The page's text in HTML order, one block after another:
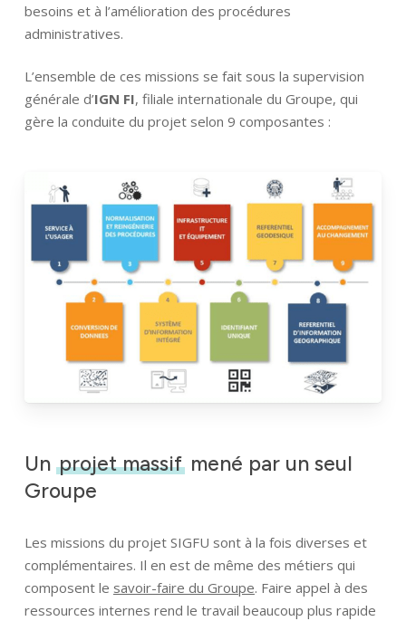
besoins et à l’amélioration des procédures
administratives.
L’ensemble de ces missions se fait sous la supervision
générale d’IGN FI, filiale internationale du Groupe, qui
gère la conduite du projet selon 9 composantes :
Un projet massifmené par un seul
Groupe
Les missions du projet SIGFU sont à la fois diverses et
complémentaires. Il en est de même des métiers qui
composent le savoir-faire du Groupe. Faire appel à des
ressources internes rend le travail beaucoup plus rapide